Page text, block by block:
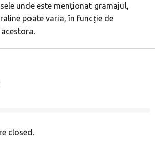
unde este menționat gramajul,
poate varia, în funcție de
closed.